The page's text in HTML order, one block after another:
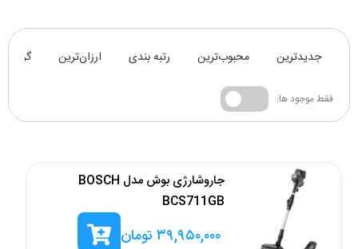
جدیدترین محبوب‌ترین رتبه بندی ارزان‌ترین
فقط موجود ها:
جاروشارژی بوش مدل BOSCH
BCS711GB
تومان ۳۹,۹۵۰,۰۰۰